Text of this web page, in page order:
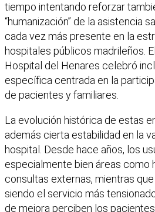
tiempo intentando reforzar
“humanización” de la asistencia
cada vez más presente en la
hospitales públicos madrileños.
Hospital del Henares celebró
específica centrada en la
de pacientes y familiares.
La evolución histórica de estas
además cierta estabilidad en la
hospital. Desde hace años, los
especialmente bien áreas como
consultas externas, mientras
siendo el servicio más
de mejora perciben los